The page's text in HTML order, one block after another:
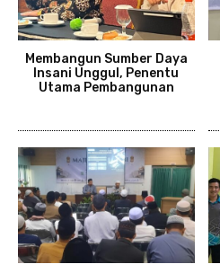
Membangun Sumber Daya
Insani Unggul, Penentu
Utama Pembangunan